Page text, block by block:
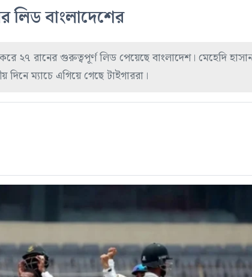
লিড বাংলাদেশের
২৭ রানের গুরুত্বপূর্ণ লিড পেয়েছে বাংলাদেশ। মেহেদি
ম্যাচে এগিয়ে গেছে টাইগাররা।